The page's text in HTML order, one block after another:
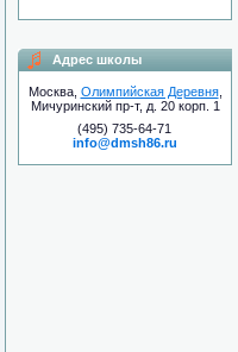
Адрес школы
Москва, Олимпийская Деревня,
Мичуринский пр-т, д. 20 корп. 1
(495) 735-64-71
info@dmsh86.ru